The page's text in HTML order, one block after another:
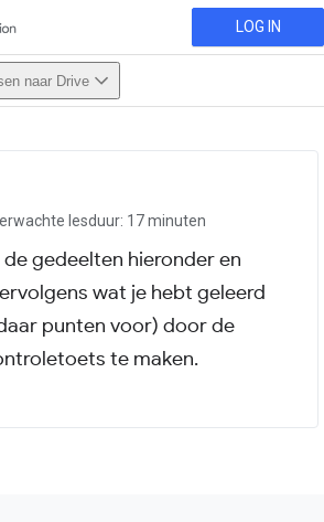
LOG IN
naar Drive
lesduur: 17 minuten
gedeelten hieronder en
wat je hebt geleerd
punten voor) door de
te maken.